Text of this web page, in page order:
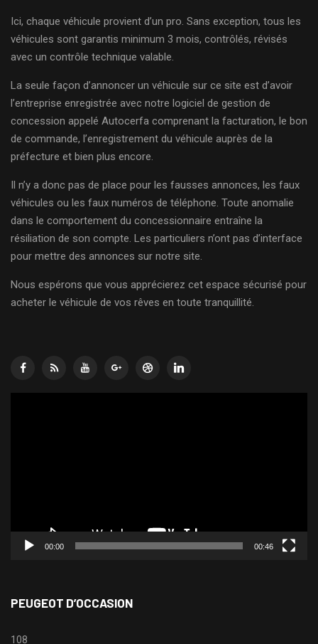
Ici, chaque véhicule provient d’un pro. Sans exception, tous les
véhicules sont garantis minimum 3 mois, contrôlés, révisés
avec un contrôle technique valable.
La seule façon d’annoncer un véhicule sur ce site est d’avoir
l’entreprise enregistrée avec notre logiciel de gestion de
concession appelé Autocerfa comprenant la facturation, le bon
de commande, l’enregistrement du véhicule auprès de la
préfecture et bien plus encore.
Il n’y a donc pas de place pour les fausses annonces, les faux
véhicules ou les faux numéros de téléphone. Toute anomalie
dans le comportement du concessionnaire entraîne la
résiliation de son compte. Les particuliers n’ont pas d’interface
pour mettre des annonces sur notre site.
Nous espérons que vous apprécierez cet espace sécurisé pour
acheter le véhicule de vos rêves en toute tranquillité.
00:00 00:46
PEUGEOT D’OCCASION
108